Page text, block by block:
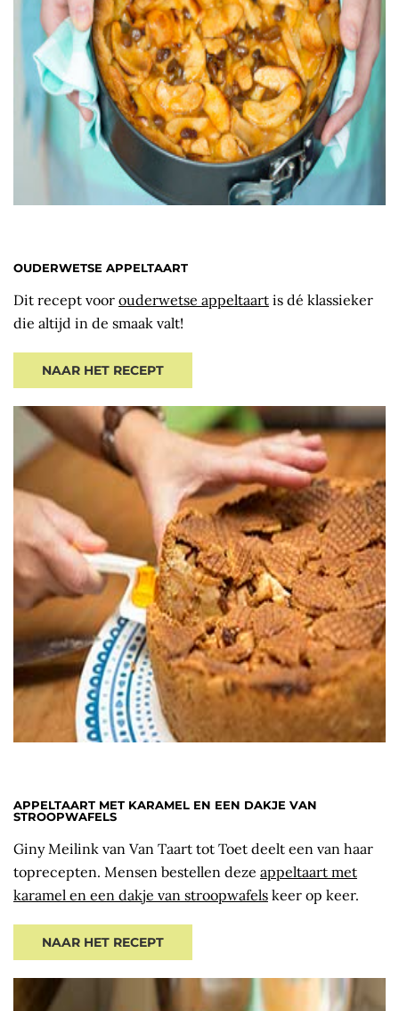
OUDERWETSE APPELTAART
Dit recept voor ouderwetse appeltaart is dé klassieker
die altijd in de smaak valt!
NAAR HET RECEPT
APPELTAART MET KARAMEL EN EEN DAKJE VAN
STROOPWAFELS
Giny Meilink van Van Taart tot Toet deelt een van haar
toprecepten. Mensen bestellen deze appeltaart met
karamel en een dakje van stroopwafels keer op keer.
NAAR HET RECEPT